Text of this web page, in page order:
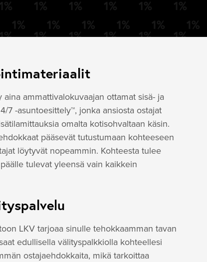
ammattivalokuvaajan ottamat sisä- ja
7 -asuntoesittely™, jonka ansiosta ostajat
omalta kotisohvaltaan käsin.
pääsevät tutustumaan kohteeseen
löytyvät nopeammin. Kohteesta tulee
tulevat yleensä vain kaikkein
LKV tarjoaa sinulle tehokkaamman tavan
edullisella välityspalkkiolla kohteellesi
ostajaehdokkaita, mikä tarkoittaa